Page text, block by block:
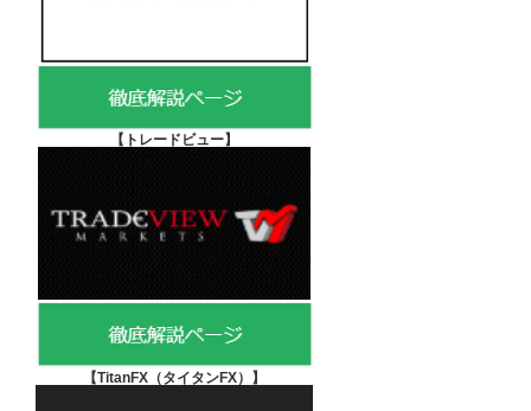
【 トレードビュー】
【TitanFX（タイタンFX） 】